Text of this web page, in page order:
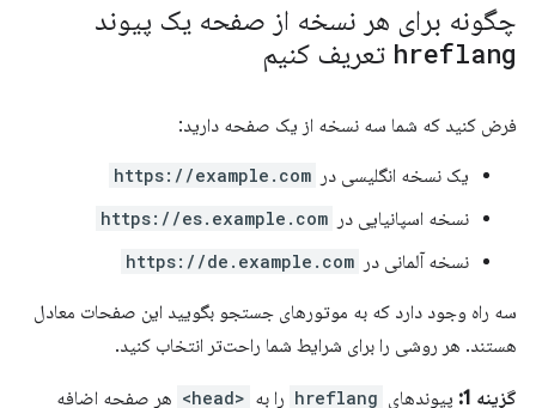
چگونه برای هر نسخه از صفحه یک پیوند
hreflang تعریف کنیم
فرض کنید که شما سه نسخه از یک صفحه دارید:
یک نسخه انگلیسی در https://example.com
نسخه اسپانیایی در https://es.example.com
نسخه آلمانی در https://de.example.com
سه راه وجود دارد که به موتورهای جستجو بگویید این صفحات معادل
هستند. هر روشی را برای شرایط شما راحت‌تر انتخاب کنید.
گزینه 1: پیوندهای hreflang را به <head> هر صفحه اضافه